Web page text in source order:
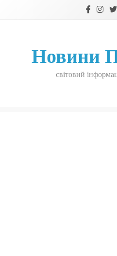
Новини
світовий